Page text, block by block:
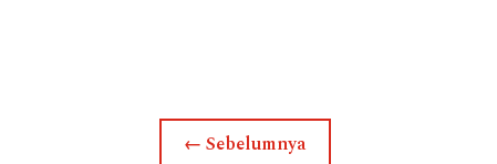
←Sebelumnya